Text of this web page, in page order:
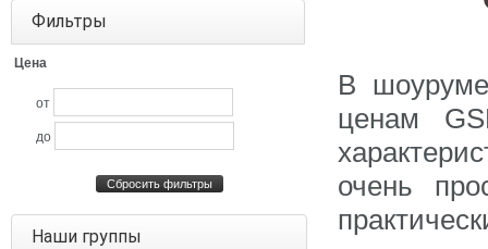
Фильтры
Цена
от
до
Сбросить фильтры
Наши группы
В
ценам
очень